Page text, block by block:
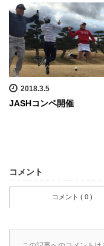
2018.3.5
JASHコンペ開催
コメント
コメント ( 0 )